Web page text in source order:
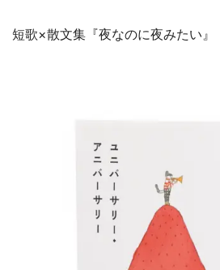
短歌×散文集『夜なのに夜みたい』